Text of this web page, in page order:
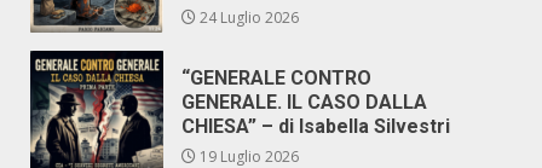
24 Luglio 2026
“GENERALE CONTRO
GENERALE. IL CASO DALLA
CHIESA” – di Isabella Silvestri
19 Luglio 2026